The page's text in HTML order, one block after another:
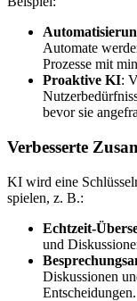
Automate
Prozesse mit
Proaktive KI:
bevor sie
Verbesserte
KI wird eine
spielen, z. B.:
Echtzeit-
und
Diskussionen
Entscheidungen.